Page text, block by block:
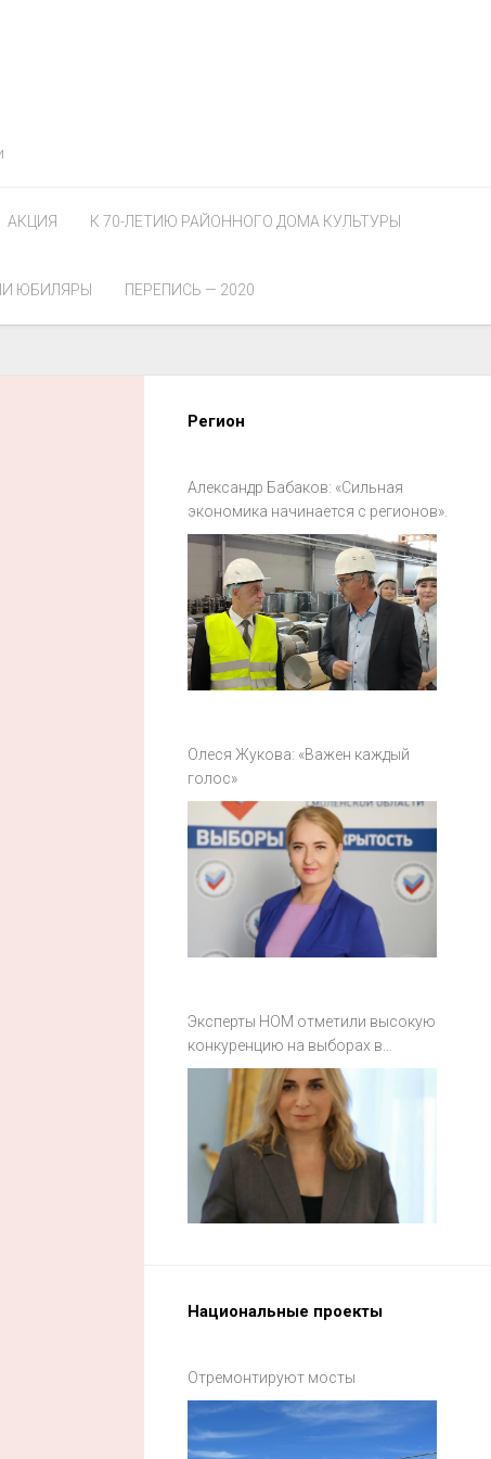
АКЦИЯ К 70-ЛЕТИЮ РАЙОННОГО ДОМА КУЛЬТУРЫ
ЮБИЛЯРЫ ПЕРЕПИСЬ — 2020
Регион
Александр Бабаков: «Сильная
экономика начинается с регионов».
Олеся Жукова: «Важен каждый
голос»
Эксперты НОМ отметили высокую
конкуренцию на выборах в
Смоленской области
Национальные проекты
Отремонтируют мосты